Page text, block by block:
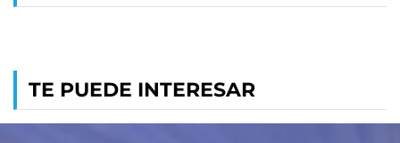
TE PUEDE INTERESAR